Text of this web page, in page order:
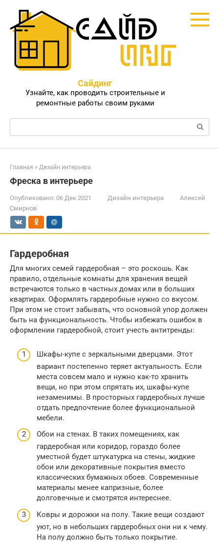
контенту
Сайдинг
Узнайте, как проводить строительные и
ремонтные работы своим руками
Поиск:
Главная » Дизайн интерьера
Фреска в интерьере
Опубликовано: 06 Дек 2021 Дизайн интерьера
Алексей
Смирнов
Гардеробная
Для многих семей гардеробная – это роскошь. Как
правило, отдельные комнаты для хранения вещей
встречаются только в частных домах или в больших
квартирах. Оформлять гардеробные нужно со вкусом.
При этом не стоит забывать, что основной упор должен
быть на функциональность. Чтобы избежать ошибок в
оформлении гардеробной, стоит учесть антитренды:
Шкафы-купе с зеркальными дверцами. Этот
вариант постепенно теряет актуальность. Если
места совсем мало и нужно как-то хранить
вещи, но при этом спрятать их, шкафы-купе
незаменимы. В просторных гардеробных лучше
отдать предпочтение более функциональной
мебели.
Обои на стенах. В таких помещениях, как
гардеробная или коридор, гораздо более
уместной будет штукатурка на стены, жидкие
обои или декоративные покрытия вместо
классических бумажных обоев. Современные
материалы менее капризные, более
долговечные и смотрятся интереснее.
Ковры и дорожки на полу. Такие вещи создают
уют, но в небольших гардеробных они ни к чему.
На полу должно быть только покрытие.